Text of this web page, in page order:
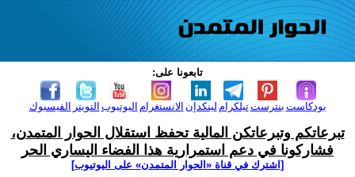
تابعونا على:
الفيسبوك التويتر اليوتيوب الانستغرام لينكدإن تيلكرامبنترست بودكاست
تبرعاتكم وتبرعاتكن المالية تحفظ استقلال الحوار المتمدن،
فشاركونا في دعم استمرارية هذا الفضاء اليساري الحر
[اشترك في قناة ‫«الحوار المتمدن» على اليوتيوب]